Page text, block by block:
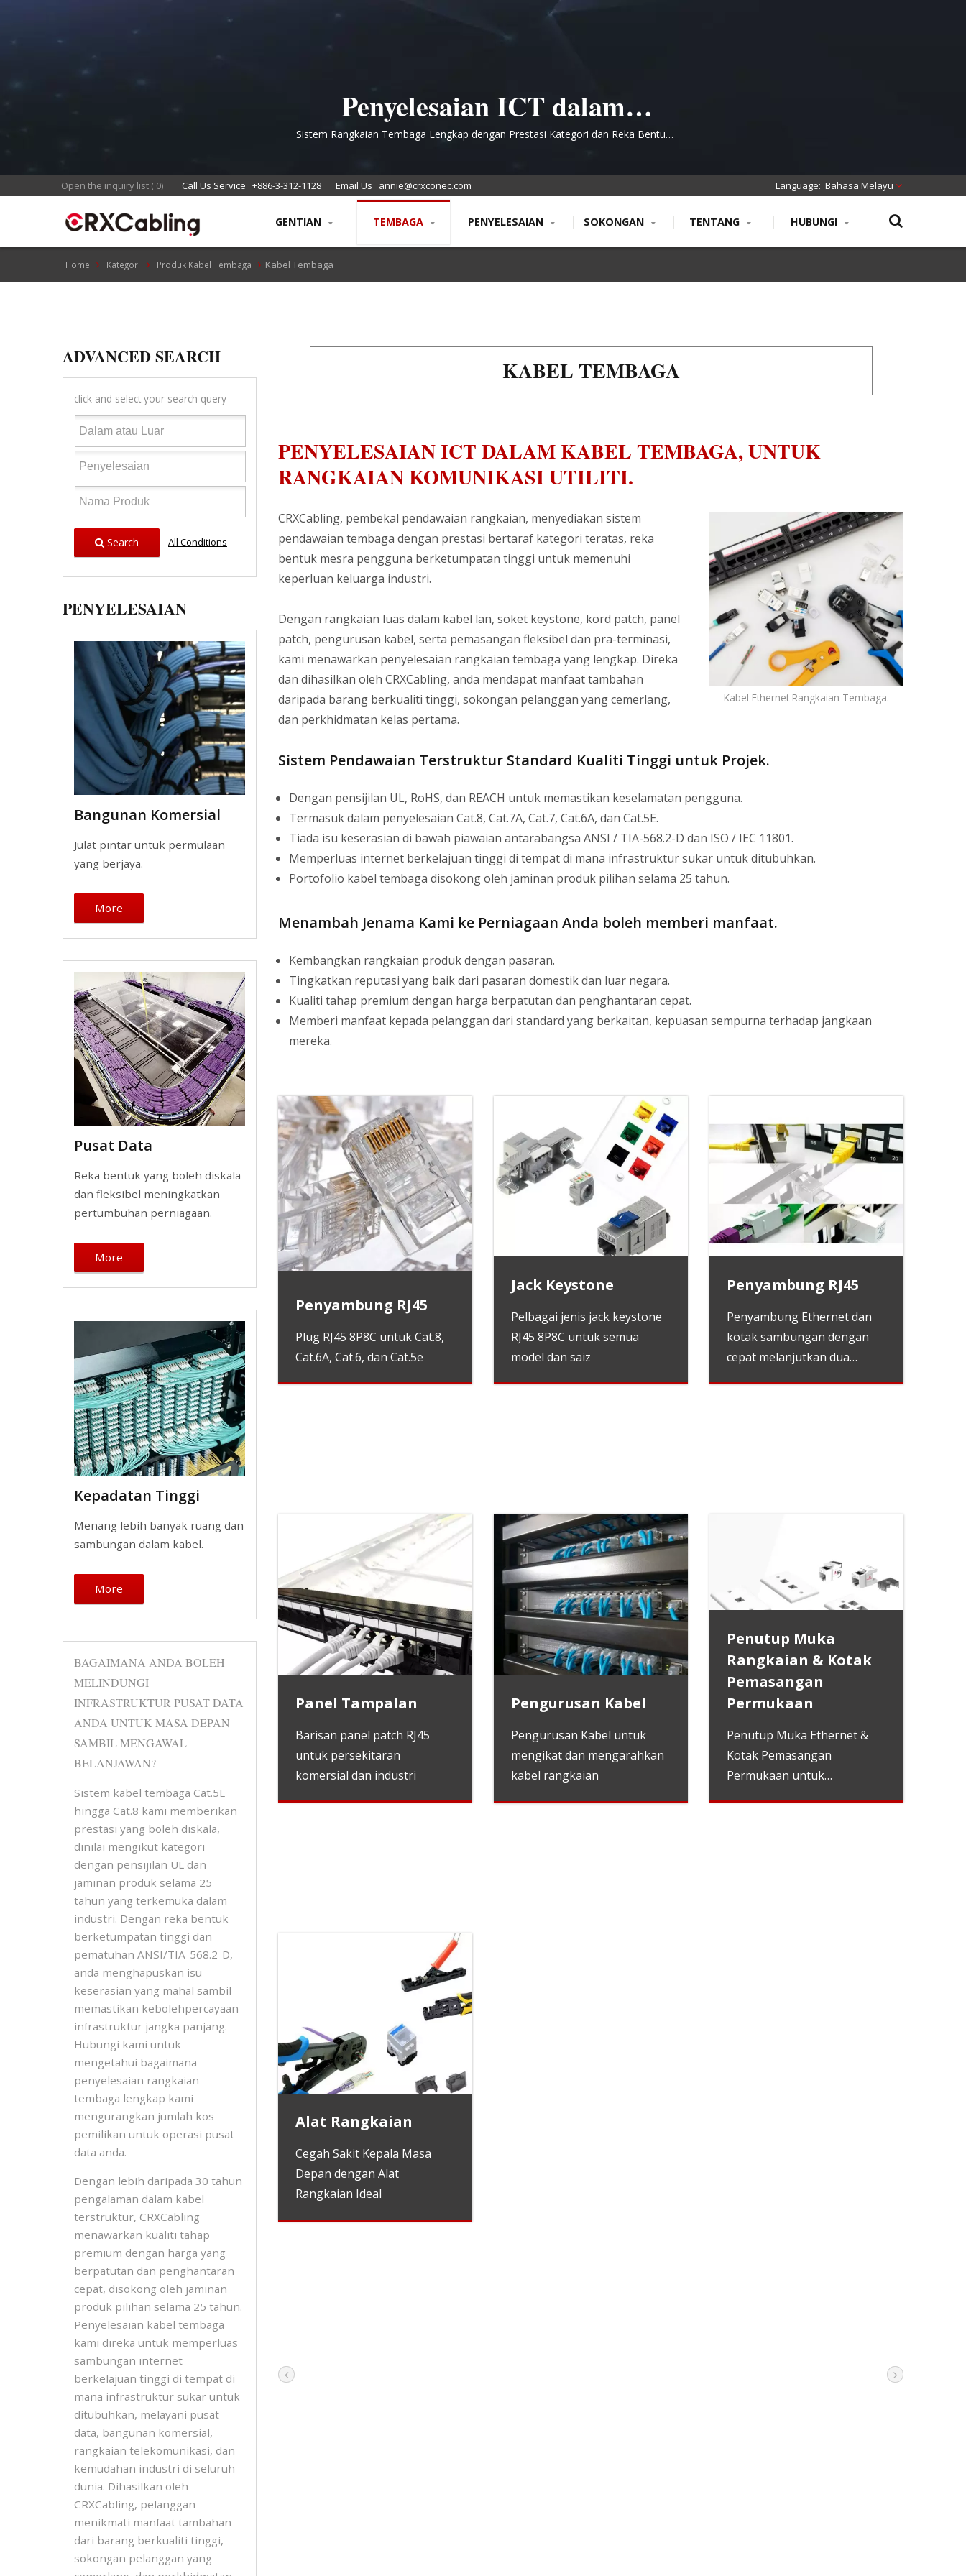
Penyelesaian ICT dalam
Pemasangan Tembaga untuk
Rangkaian Komunikasi Utiliti
Sistem Rangkaian Tembaga Lengkap dengan Prestasi Kategori dan Reka Bentuk
Open the inquiry list ( 0) Call Us Service +886-3-312-1128 Email Us annie@crxconec.com Bahasa Melayu
GENTIAN TEMBAGA PENYELESAIAN SOKONGAN TENTANG HUBUNGI
Home Kategori Produk Kabel Tembaga Kabel Tembaga
ADVANCED SEARCH
click and select your search query
Search All Conditions
PENYELESAIAN
Bangunan Komersial
Julat pintar untuk permulaan
yang berjaya.
More
Pusat Data
Reka bentuk yang boleh diskala
dan fleksibel meningkatkan
pertumbuhan perniagaan.
More
Kepadatan Tinggi
Menang lebih banyak ruang dan
sambungan dalam kabel.
More
BAGAIMANA ANDA BOLEH
MELINDUNGI
INFRASTRUKTUR PUSAT DATA
ANDA UNTUK MASA DEPAN
SAMBIL MENGAWAL
BELANJAWAN?
Sistem kabel tembaga Cat.5E
hingga Cat.8 kami memberikan
prestasi yang boleh diskala,
dinilai mengikut kategori
dengan pensijilan UL dan
jaminan produk selama 25
tahun yang terkemuka dalam
industri. Dengan reka bentuk
berketumpatan tinggi dan
pematuhan ANSI/TIA-568.2-D,
anda menghapuskan isu
keserasian yang mahal sambil
memastikan kebolehpercayaan
infrastruktur jangka panjang.
Hubungi kami untuk
mengetahui bagaimana
penyelesaian rangkaian
tembaga lengkap kami
mengurangkan jumlah kos
pemilikan untuk operasi pusat
data anda.
Dengan lebih daripada 30 tahun
pengalaman dalam kabel
terstruktur, CRXCabling
menawarkan kualiti tahap
premium dengan harga yang
berpatutan dan penghantaran
cepat, disokong oleh jaminan
produk pilihan selama 25 tahun.
Penyelesaian kabel tembaga
kami direka untuk memperluas
sambungan internet
berkelajuan tinggi di tempat di
mana infrastruktur sukar untuk
ditubuhkan, melayani pusat
data, bangunan komersial,
rangkaian telekomunikasi, dan
kemudahan industri di seluruh
dunia. Dihasilkan oleh
CRXCabling, pelanggan
menikmati manfaat tambahan
dari barang berkualiti tinggi,
sokongan pelanggan yang
KABEL TEMBAGA
PENYELESAIAN ICT DALAM KABEL TEMBAGA, UNTUK
RANGKAIAN KOMUNIKASI UTILITI.
Kabel Ethernet Rangkaian Tembaga.
CRXCabling, pembekal pendawaian rangkaian, menyediakan sistem
pendawaian tembaga dengan prestasi bertaraf kategori teratas, reka
bentuk mesra pengguna berketumpatan tinggi untuk memenuhi
keperluan keluarga industri.
Dengan rangkaian luas dalam kabel lan, soket keystone, kord patch, panel
patch, pengurusan kabel, serta pemasangan fleksibel dan pra-terminasi,
kami menawarkan penyelesaian rangkaian tembaga yang lengkap. Direka
dan dihasilkan oleh CRXCabling, anda mendapat manfaat tambahan
daripada barang berkualiti tinggi, sokongan pelanggan yang cemerlang,
dan perkhidmatan kelas pertama.
Sistem Pendawaian Terstruktur Standard Kualiti Tinggi untuk Projek.
Dengan pensijilan UL, RoHS, dan REACH untuk memastikan keselamatan pengguna.
Termasuk dalam penyelesaian Cat.8, Cat.7A, Cat.7, Cat.6A, dan Cat.5E.
Tiada isu keserasian di bawah piawaian antarabangsa ANSI / TIA-568.2-D dan ISO / IEC 11801.
Memperluas internet berkelajuan tinggi di tempat di mana infrastruktur sukar untuk ditubuhkan.
Portofolio kabel tembaga disokong oleh jaminan produk pilihan selama 25 tahun.
Menambah Jenama Kami ke Perniagaan Anda boleh memberi manfaat.
Kembangkan rangkaian produk dengan pasaran.
Tingkatkan reputasi yang baik dari pasaran domestik dan luar negara.
Kualiti tahap premium dengan harga berpatutan dan penghantaran cepat.
Memberi manfaat kepada pelanggan dari standard yang berkaitan, kepuasan sempurna terhadap jangkaan
mereka.
Penyambung RJ45
Plug RJ45 8P8C untuk Cat.8,
Cat.6A, Cat.6, dan Cat.5e
Jack Keystone
Pelbagai jenis jack keystone
RJ45 8P8C untuk semua
model dan saiz
Penyambung RJ45
Penyambung Ethernet dan
kotak sambungan dengan
cepat melanjutkan dua
Panel Tampalan
Barisan panel patch RJ45
untuk persekitaran
komersial dan industri
Pengurusan Kabel
Pengurusan Kabel untuk
mengikat dan mengarahkan
kabel rangkaian
Penutup Muka
Rangkaian & Kotak
Pemasangan
Permukaan
Penutup Muka Ethernet &
Kotak Pemasangan
Permukaan untuk
Alat Rangkaian
Cegah Sakit Kepala Masa
Depan dengan Alat
Rangkaian Ideal